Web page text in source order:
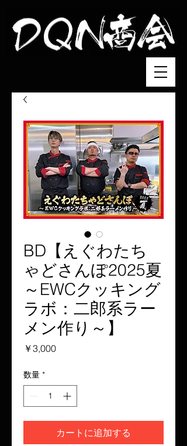
BD【えぐわたち
ゃどさんぽ2025夏
～EWCクッキング
ラボ：二郎系ラー
メン作り～】
￥3,000価
数量 *
カートに追加する